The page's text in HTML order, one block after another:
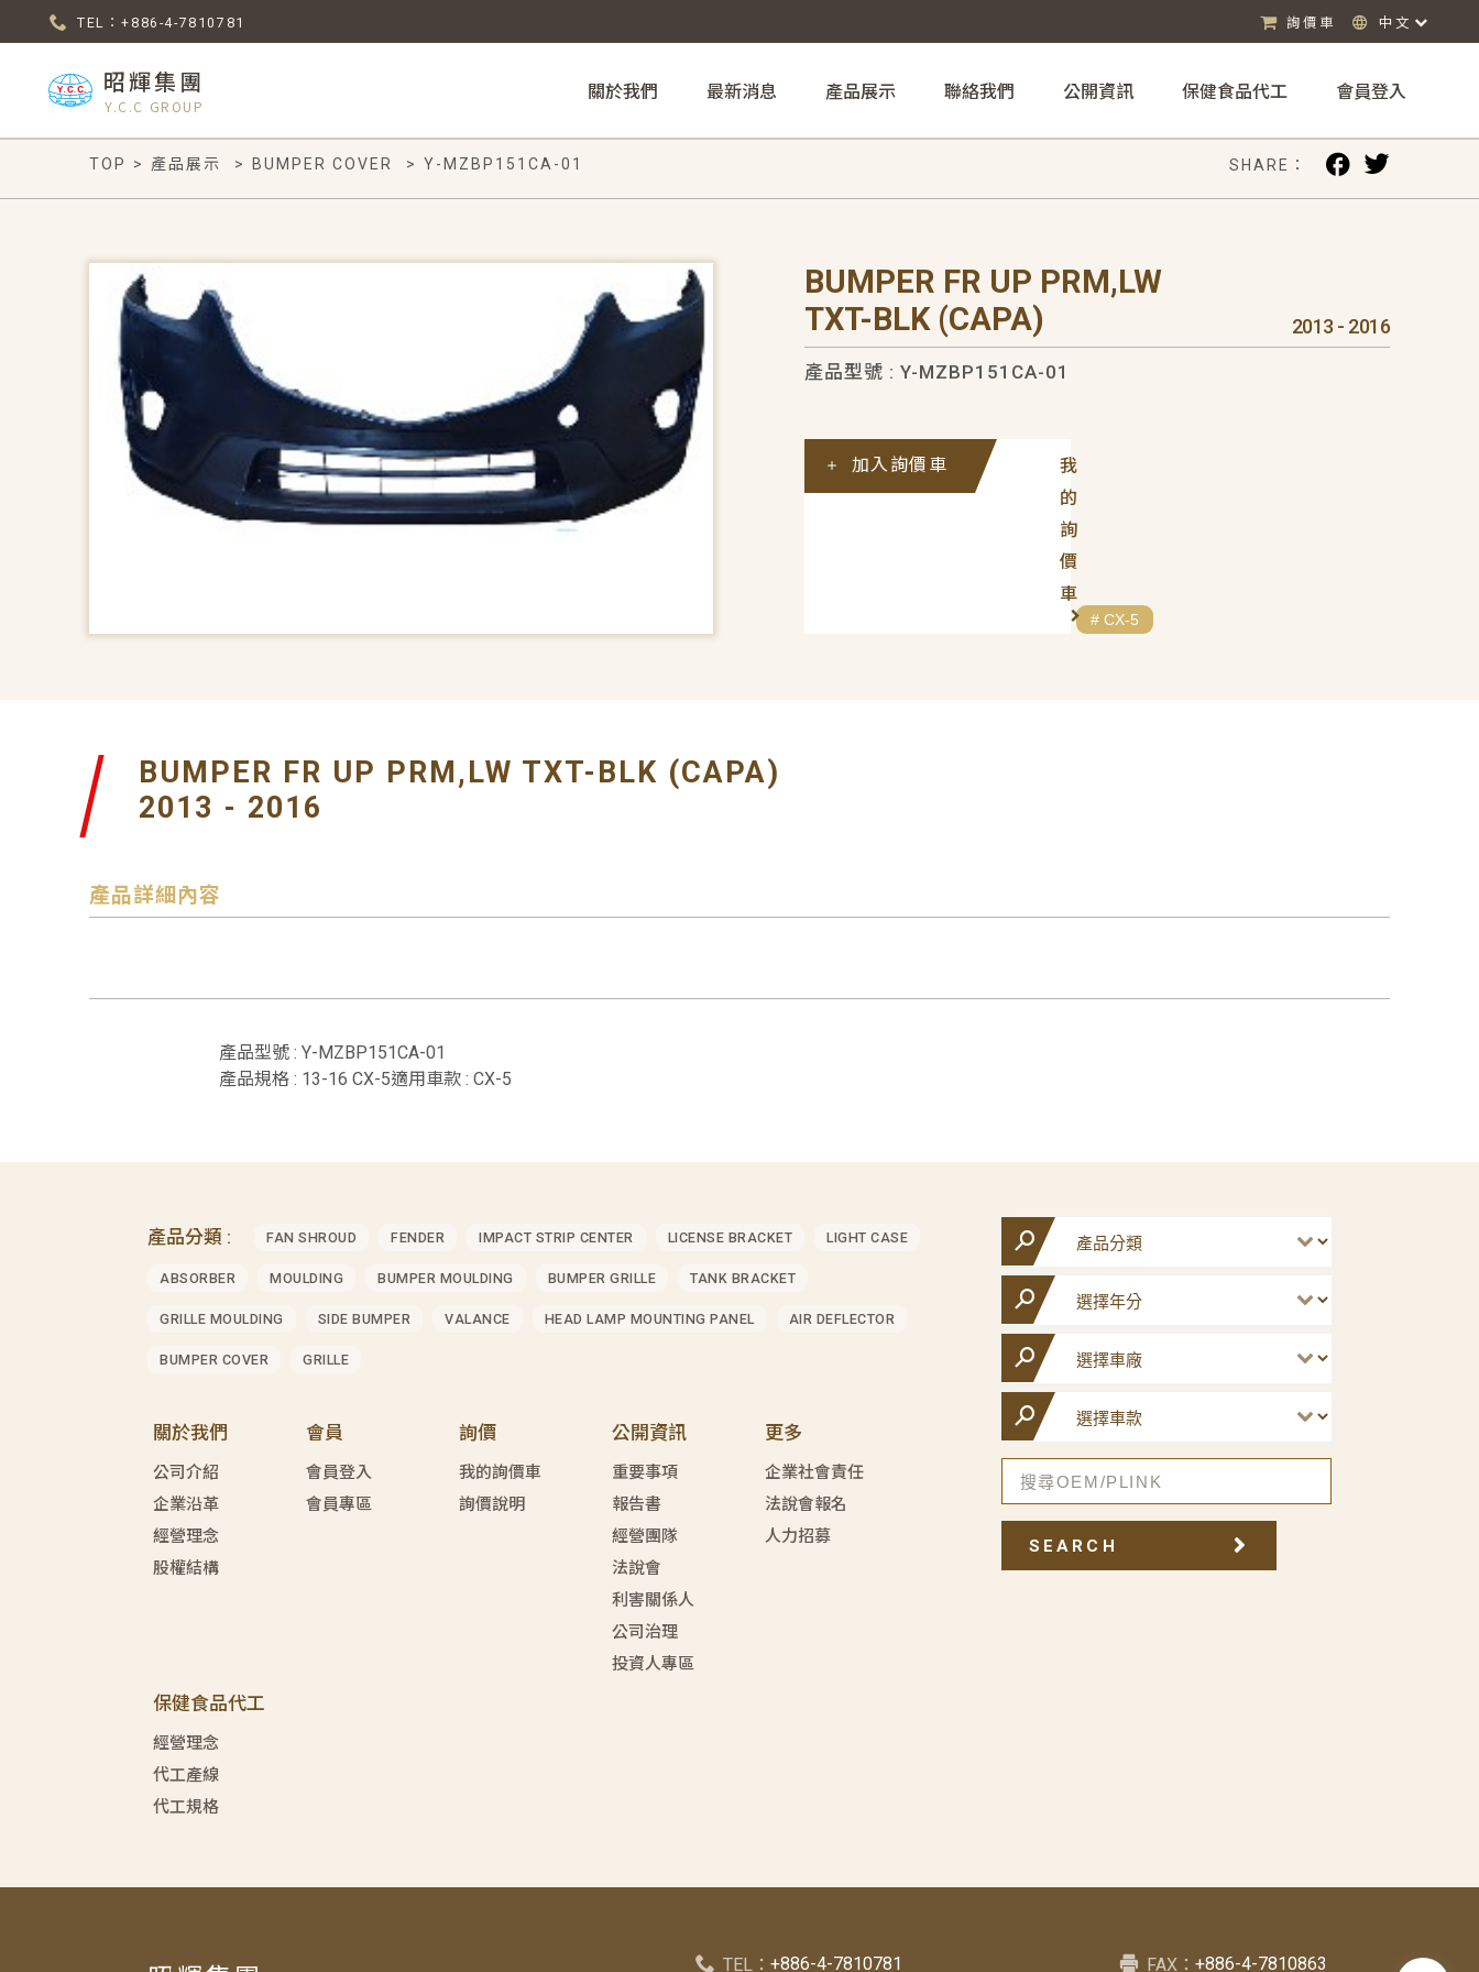
TEL：+886-4-7810781 詢價車 中文
昭輝集團
Y.C.C GROUP
關於我們 最新消息 產品展示 聯絡我們 公開資訊 保健食品代工 會員登入
TOP > 產品展示 > BUMPER COVER > Y-MZBP151CA-01 SHARE：
BUMPER FR UP PRM,LW
TXT-BLK (CAPA)
2013 - 2016
產品型號 : Y-MZBP151CA-01
我
的
詢
價
車
加入詢價車
# CX-5
BUMPER FR UP PRM,LW TXT-BLK (CAPA)
2013 - 2016
產品詳細內容
產品型號 : Y-MZBP151CA-01
產品規格 : 13-16 CX-5適用車款 : CX-5
產品分類 : FAN SHROUD FENDER IMPACT STRIP CENTER LICENSE BRACKET LIGHT CASE
ABSORBER MOULDING BUMPER MOULDING BUMPER GRILLE TANK BRACKET
GRILLE MOULDING SIDE BUMPER VALANCE HEAD LAMP MOUNTING PANEL AIR DEFLECTOR
BUMPER COVER GRILLE
關於我們
公司介紹
企業沿革
經營理念
股權結構
會員
會員登入
會員專區
詢價
我的詢價車
詢價說明
公開資訊
重要事項
報告書
經營團隊
法說會
利害關係人
公司治理
投資人專區
更多
企業社會責任
法說會報名
人力招募
保健食品代工
經營理念
代工產線
代工規格
SEARCH
TEL： +886-4-7810781 FAX：+886-4-7810863